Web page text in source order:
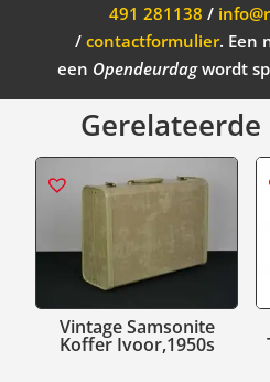
491 281138 /
/ contactformulier. Een
een Opendeurdagwordt
Vintage Samsonite
Koffer Ivoor,1950s